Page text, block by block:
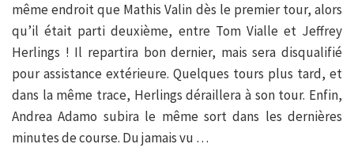
même endroit que Mathis Valin dès le premier tour, alors
qu’il était parti deuxième, entre Tom Vialle et Jeffrey
Herlings ! Il repartira bon dernier, mais sera disqualifié
pour assistance extérieure. Quelques tours plus tard, et
dans la même trace, Herlings déraillera à son tour. Enfin,
Andrea Adamo subira le même sort dans les dernières
minutes de course. Du jamais vu …